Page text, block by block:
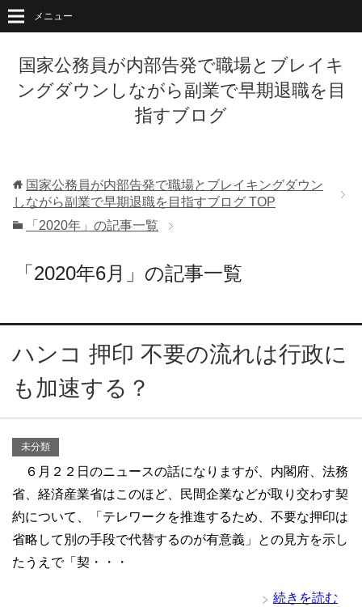
国家公務員が内部告発で職場とブレイキ
ングダウンしながら副業で早期退職を目
指すブログ
メニュー
国家公務員が内部告発で職場とブレイキングダウン
しながら副業で早期退職を目指すブログ TOP
「2020年」の記事一覧
「2020年6月」の記事一覧
ハンコ 押印 不要の流れは行政に
も加速する？
未分類
６月２２日のニュースの話になりますが、内閣府、法務
省、経済産業省はこのほど、民間企業などが取り交わす契
約について、「テレワークを推進するため、不要な押印は
省略して別の手段で代替するのが有意義」との見方を示し
たうえで「契・・・
続きを読む